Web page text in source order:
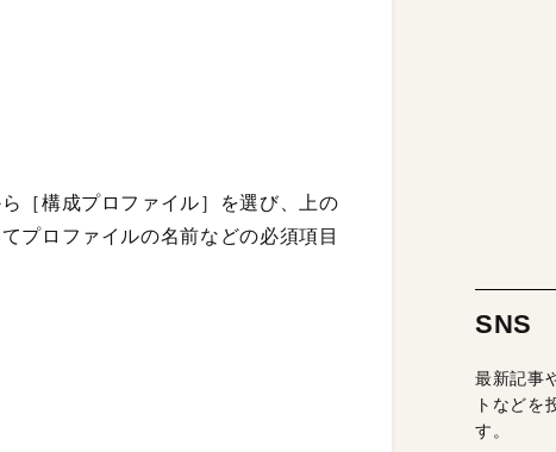
［構成プロファイル］を選び、上の
プロファイルの名前などの必須項目
SNS
最新記事
トなどを
す。